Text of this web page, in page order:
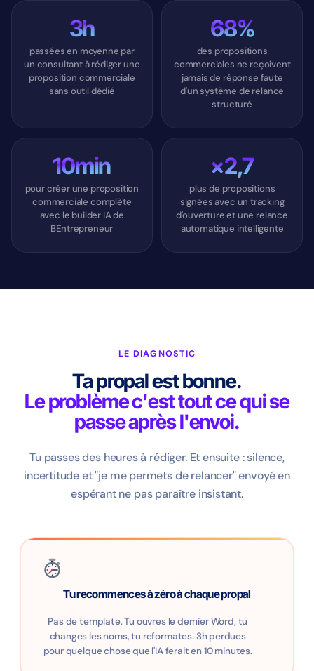
3h
passées en moyenne par
un consultant à rédiger une
proposition commerciale
sans outil dédié
68%
des propositions
commerciales ne reçoivent
jamais de réponse faute
d'un système de relance
structuré
10min
pour créer une proposition
commerciale complète
avec le builder IA de
BEntrepreneur
×2,7
plus de propositions
signées avec un tracking
d'ouverture et une relance
automatique intelligente
LE DIAGNOSTIC
Ta propal est bonne.
Le problème c'est tout ce qui se
passe après l'envoi.
Tu passes des heures à rédiger. Et ensuite : silence,
incertitude et "je me permets de relancer" envoyé en
espérant ne pas paraître insistant.
Tu recommences à zéro à chaque propal
Pas de template. Tu ouvres le dernier Word, tu
changes les noms, tu reformates. 3h perdues
pour quelque chose que l'IA ferait en 10 minutes.